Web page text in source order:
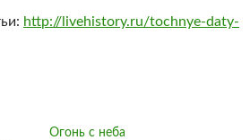
http://livehistory.ru/tochnye-daty-
Огонь с неба